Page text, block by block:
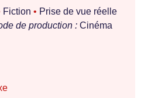
Fiction • Prise de vue réelle
de production : Cinéma